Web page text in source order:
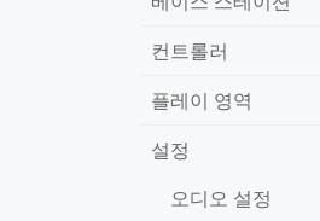
컨트롤러
플레이 영역
설정
오디오 설정